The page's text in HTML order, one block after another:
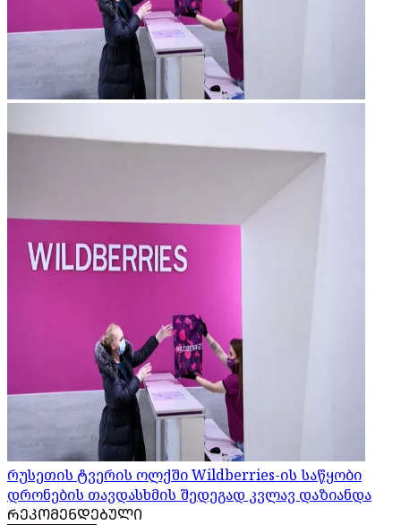
რუსეთის ტვერის ოლქში Wildberries-ის საწყობი
დრონების თავდასხმის შედეგად კვლავ დაზიანდა
ᲠᲔᲙᲝᲛᲔᲜᲓᲔᲑᲣᲚᲘ